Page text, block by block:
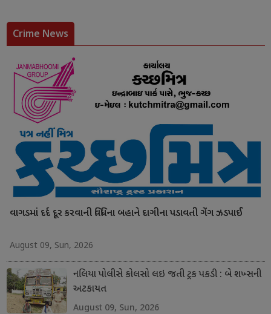
Crime News
વાગડમાં દર્દ દૂર કરવાની વિધિના બહાને દાગીના પડાવતી ગેંગ ઝડપાઈ
August 09, Sun, 2026
નલિયા પોલીસે કોલસો લઇ જતી ટ્રક પકડી : બે શખ્સની
અટકાયત
August 09, Sun, 2026